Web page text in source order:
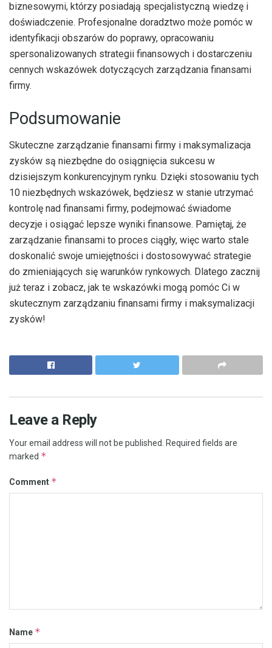
biznesowymi, którzy posiadają specjalistyczną wiedzę i
doświadczenie. Profesjonalne doradztwo może pomóc w
identyfikacji obszarów do poprawy, opracowaniu
spersonalizowanych strategii finansowych i dostarczeniu
cennych wskazówek dotyczących zarządzania finansami
firmy.
Podsumowanie
Skuteczne zarządzanie finansami firmy i maksymalizacja
zysków są niezbędne do osiągnięcia sukcesu w
dzisiejszym konkurencyjnym rynku. Dzięki stosowaniu tych
10 niezbędnych wskazówek, będziesz w stanie utrzymać
kontrolę nad finansami firmy, podejmować świadome
decyzje i osiągać lepsze wyniki finansowe. Pamiętaj, że
zarządzanie finansami to proces ciągły, więc warto stale
doskonalić swoje umiejętności i dostosowywać strategie
do zmieniających się warunków rynkowych. Dlatego zacznij
już teraz i zobacz, jak te wskazówki mogą pomóc Ci w
skutecznym zarządzaniu finansami firmy i maksymalizacji
zysków!
Leave a Reply
Your email address will not be published. Required fields are
marked *
Comment *
Name *